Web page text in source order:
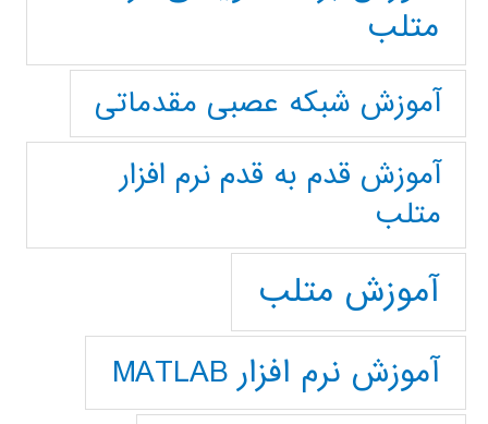
متلب
آموزش شبکه عصبی مقدماتی
آموزش قدم به قدم نرم افزار
متلب
آموزش متلب
آموزش نرم افزار MATLAB